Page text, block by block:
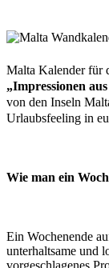
Malta Kalender für
„Impressionen
von den Inseln
Urlaubsfeeling in
Wie man ein
Ein Wochenende
unterhaltsame und
vorgeschlagenes